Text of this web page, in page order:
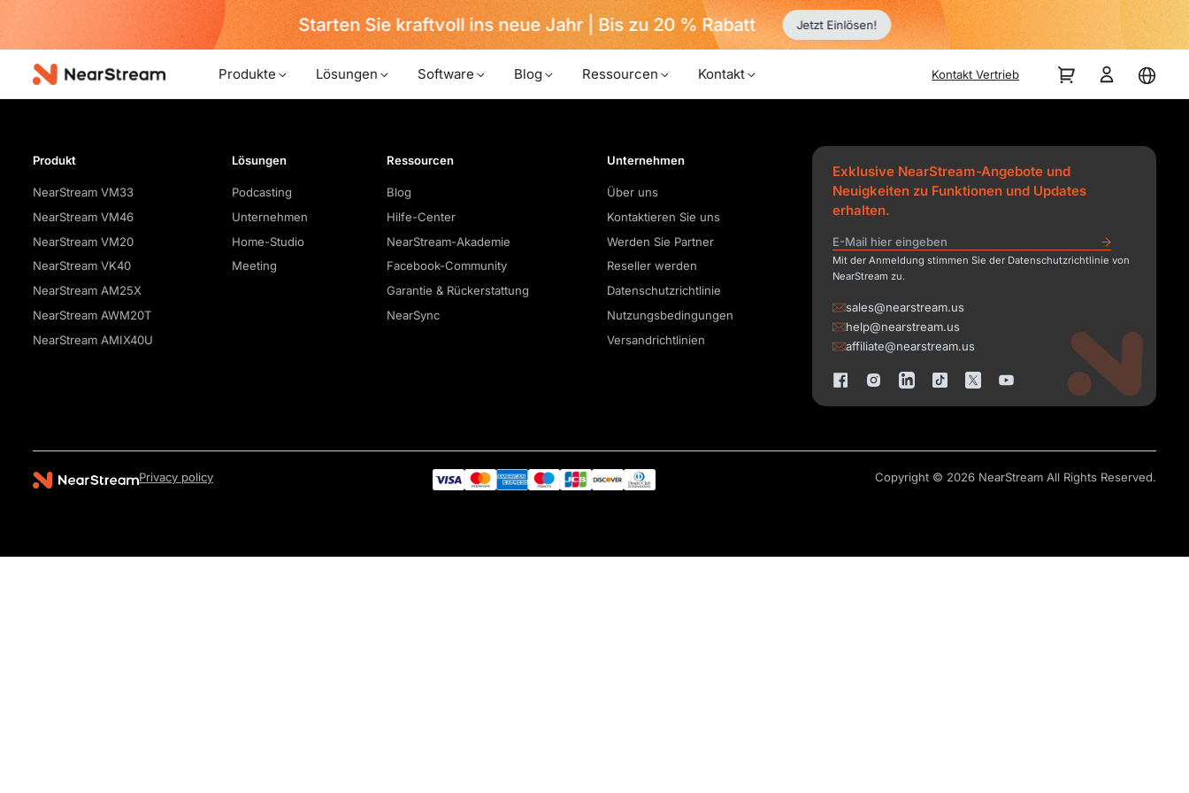
Starten Sie kraftvoll ins neue Jahr | Bis zu 20 % Rabatt Jetzt Einlösen!
Produkte Lösungen Software Blog Ressourcen Kontakt Kontakt Vertrieb
Produkt
NearStream VM33
NearStream VM46
NearStream VM20
NearStream VK40
NearStream AM25X
NearStream AWM20T
NearStream AMIX40U
Lösungen
Podcasting
Unternehmen
Home-Studio
Meeting
Ressourcen
Blog
Hilfe-Center
NearStream-Akademie
Facebook-Community
Garantie & Rückerstattung
NearSync
Unternehmen
Über uns
Kontaktieren Sie uns
Werden Sie Partner
Reseller werden
Datenschutzrichtlinie
Nutzungsbedingungen
Versandrichtlinien
Exklusive NearStream-Angebote und
Neuigkeiten zu Funktionen und Updates
erhalten.
Mit der Anmeldung stimmen Sie der Datenschutzrichtlinie von
NearStream zu.
sales@nearstream.us
help@nearstream.us
affiliate@nearstream.us
Privacy policy Copyright © 2026 NearStream All Rights Reserved.